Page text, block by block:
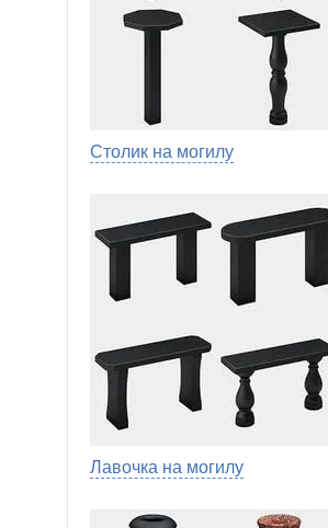
Столик на могилу
Лавочка на могилу